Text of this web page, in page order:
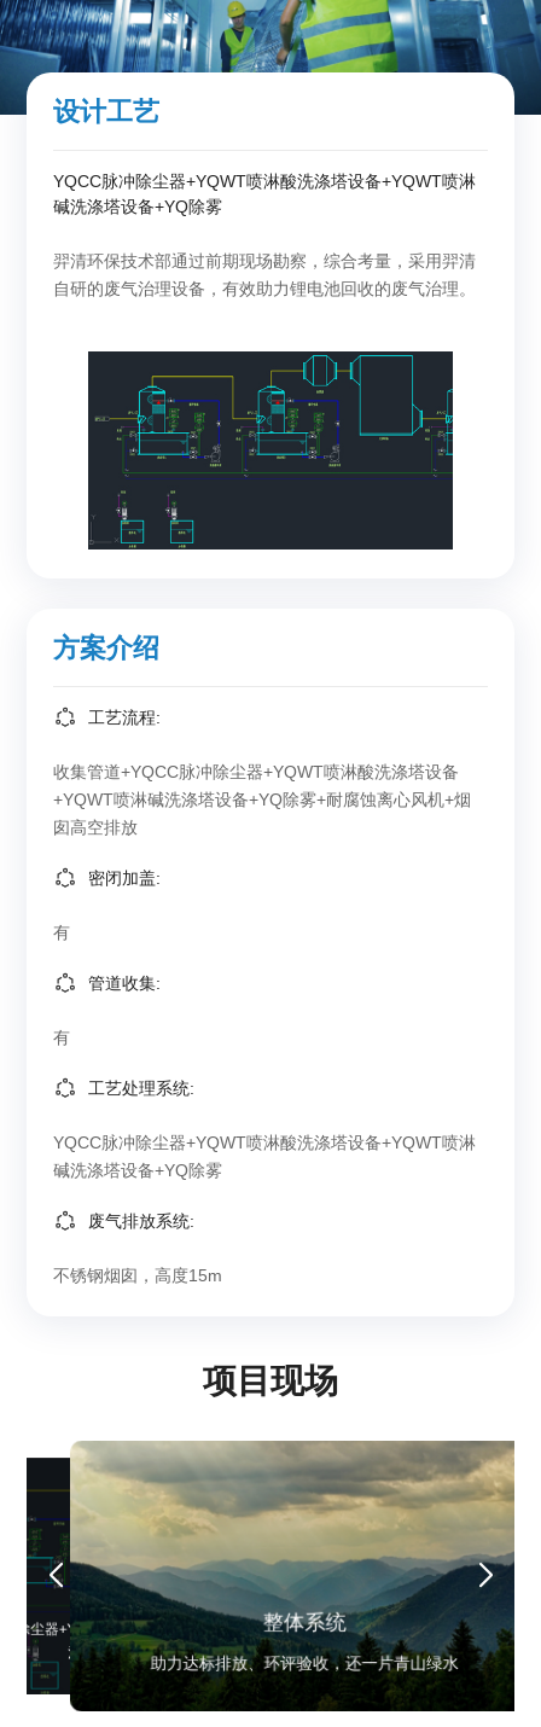
设计工艺
YQCC脉冲除尘器+YQWT喷淋酸洗涤塔设备+YQWT喷淋
碱洗涤塔设备+YQ除雾
羿清环保技术部通过前期现场勘察，综合考量，采用羿清
自研的废气治理设备，有效助力锂电池回收的废气治理。
方案介绍
工艺流程:
收集管道+YQCC脉冲除尘器+YQWT喷淋酸洗涤塔设备
+YQWT喷淋碱洗涤塔设备+YQ除雾+耐腐蚀离心风机+烟
囱高空排放
密闭加盖:
有
管道收集:
有
工艺处理系统:
YQCC脉冲除尘器+YQWT喷淋酸洗涤塔设备+YQWT喷淋
碱洗涤塔设备+YQ除雾
废气排放系统:
不锈钢烟囱，高度15m
项目现场
国内领先的废旧电池循环利用企业
核心工艺
YQWT喷淋洗涤塔设备
三维工艺流程
器+YQWT喷淋酸洗涤塔设备+YQWT喷淋碱
洗涤塔设备+YQ除雾
整体系统
助力达标排放、环评验收，还一片青山绿水
客户背景
国内领先的废旧电池循环利用企
核心工艺
YQWT喷淋洗涤塔设备
YQCC脉冲除尘器+YQWT喷淋酸洗涤塔设备+YQWT喷淋碱
洗涤塔设备+YQ除雾